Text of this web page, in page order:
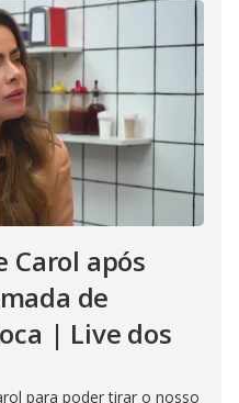
Carol após
de
| Live dos
para poder tirar o nosso